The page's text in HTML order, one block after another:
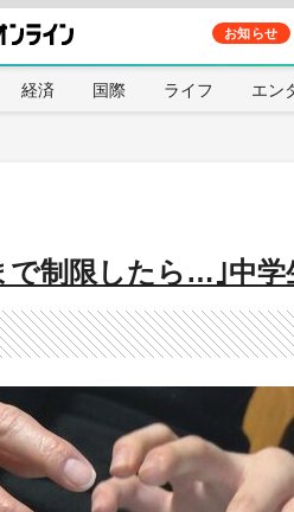
お知らせ
経済 国際 ライフ エン
で制限したら…｣中